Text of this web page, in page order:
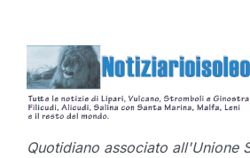
Quotidiano associato all'Unione